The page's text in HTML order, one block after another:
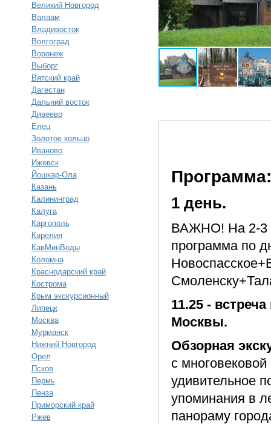
Великий Новгород
Валаам
Владивосток
Волгоград
Воронеж
Выборг
Вятский край
Дагестан
Дальний восток
Дивеево
Елец
Золотое кольцо
Иваново
Ижевск
Йошкар-Ола
Казань
Калининград
Калуга
Каргополь
Карелия
КавМинВоды
Коломна
Краснодарский край
Кострома
Крым экскурсионный
Липецк
Москва
Мурманск
Нижний Новгород
Орел
Псков
Пермь
Пенза
Приморский край
Ржев
Программа:
1 день.
ВАЖНО! На 2-3
программа по
11.25 -
Москвы.
Обзорная
с
удивительное
упоминания в
панораму